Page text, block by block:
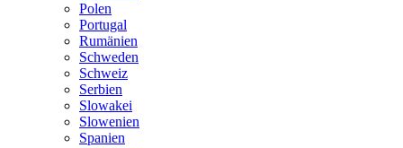
Polen
Portugal
Rumänien
Schweden
Schweiz
Serbien
Slowakei
Slowenien
Spanien